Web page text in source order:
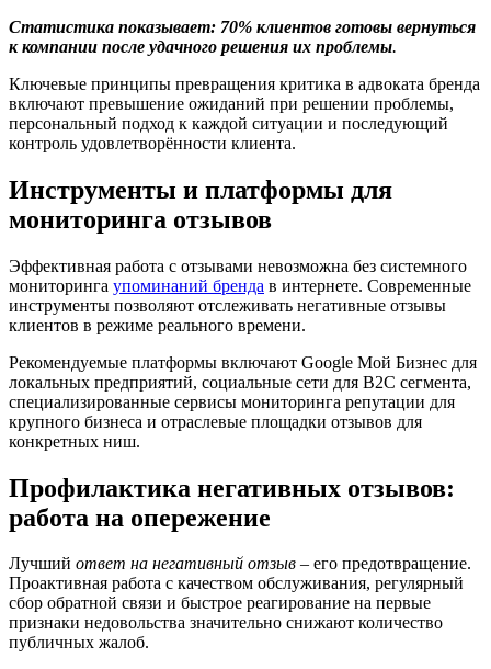
Статистика показывает: 70% клиентов готовы вернуться
к компании после удачного решения их проблемы.
Ключевые принципы превращения критика в адвоката бренда
включают превышение ожиданий при решении проблемы,
персональный подход к каждой ситуации и последующий
контроль удовлетворённости клиента.
Инструменты и платформы для
мониторинга отзывов
Эффективная работа с отзывами невозможна без системного
мониторинга упоминаний бренда в интернете. Современные
инструменты позволяют отслеживать негативные отзывы
клиентов в режиме реального времени.
Рекомендуемые платформы включают Google Мой Бизнес для
локальных предприятий, социальные сети для B2C сегмента,
специализированные сервисы мониторинга репутации для
крупного бизнеса и отраслевые площадки отзывов для
конкретных ниш.
Профилактика негативных отзывов:
работа на опережение
Лучший ответ на негативный отзыв – его предотвращение.
Проактивная работа с качеством обслуживания, регулярный
сбор обратной связи и быстрое реагирование на первые
признаки недовольства значительно снижают количество
публичных жалоб.